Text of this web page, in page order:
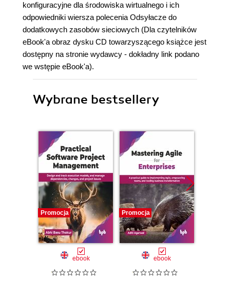
konfiguracyjne dla środowiska wirtualnego i ich
odpowiedniki wiersza polecenia Odsyłacze do
dodatkowych zasobów sieciowych (Dla czytelników
eBook'a obraz dysku CD towarzyszącego książce jest
dostępny na stronie wydawcy - dokładny link podano
we wstępie eBook'a).
Wybrane bestsellery
Promocja
ebook
Promocja
ebook